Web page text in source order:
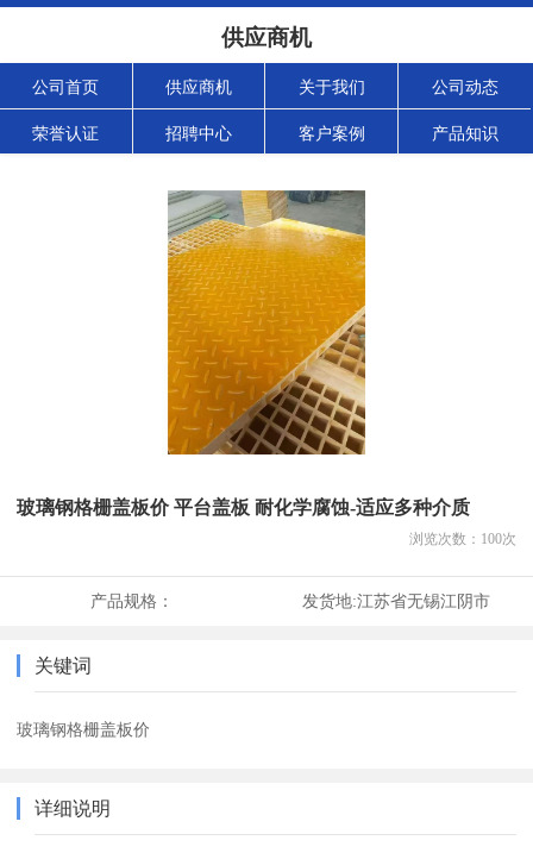
供应商机
公司首页 供应商机 关于我们 公司动态
荣誉认证 招聘中心 客户案例 产品知识
玻璃钢格栅盖板价 平台盖板 耐化学腐蚀-适应多种介质
浏览次数： 100次
产品规格： 发货地:江苏省无锡江阴市
关键词
玻璃钢格栅盖板价
详细说明